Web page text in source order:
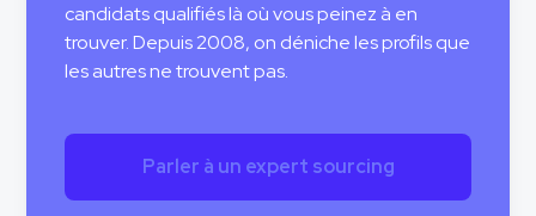
candidats qualifiés là où vous peinez à en
trouver. Depuis 2008, on déniche les profils que
les autres ne trouvent pas.
Parler à un expert sourcing